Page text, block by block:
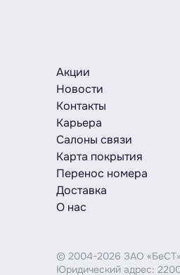
Акции
Новости
Контакты
Карьера
Салоны связи
Карта покрытия
Перенос номера
Доставка
О нас
© 2004-2026 ЗАО
Юридический адрес: